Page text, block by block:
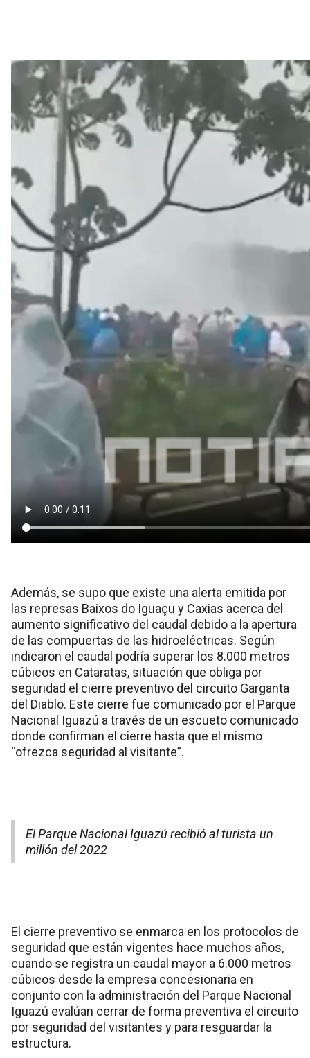
Además, se supo que existe una alerta emitida por
las represas Baixos do Iguaçu y Caxias acerca del
aumento significativo del caudal debido a la apertura
de las compuertas de las hidroeléctricas. Según
indicaron el caudal podría superar los 8.000 metros
cúbicos en Cataratas, situación que obliga por
seguridad el cierre preventivo del circuito Garganta
del Diablo. Este cierre fue comunicado por el Parque
Nacional Iguazú a través de un escueto comunicado
donde confirman el cierre hasta que el mismo
“ofrezca seguridad al visitante”.
El Parque Nacional Iguazú recibió al turista un
millón del 2022
El cierre preventivo se enmarca en los protocolos de
seguridad que están vigentes hace muchos años,
cuando se registra un caudal mayor a 6.000 metros
cúbicos desde la empresa concesionaria en
conjunto con la administración del Parque Nacional
Iguazú evalúan cerrar de forma preventiva el circuito
por seguridad del visitantes y para resguardar la
estructura.